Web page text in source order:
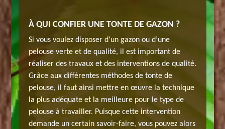
de
de
À QUI CONFIER UNE TONTE DE GAZON ?
Si vous voulez disposer d’un gazon ou d’une
pelouse verte et de qualité, il est important de
réaliser des travaux et des interventions de qualité.
Grâce aux différentes méthodes de tonte de
pelouse, il faut ainsi mettre en œuvre la technique
la plus adéquate et la meilleure pour le type de
pelouse à travailler. Puisque cette intervention
demande un certain savoir-faire, vous pouvez alors
POSE
ORGE
dans le